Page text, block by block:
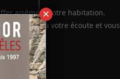
aisément votre habitation.
sera à votre écoute et vous
×